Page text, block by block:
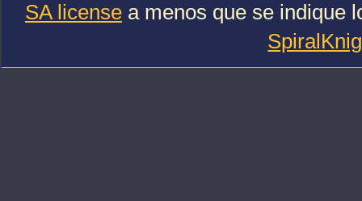
SA licensea menos que se indique